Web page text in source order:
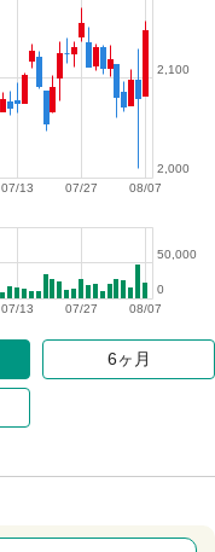
08/07
07/27
07/13
2,000
2,100
08/07
07/27
07/13
0
50,000
6ヶ月